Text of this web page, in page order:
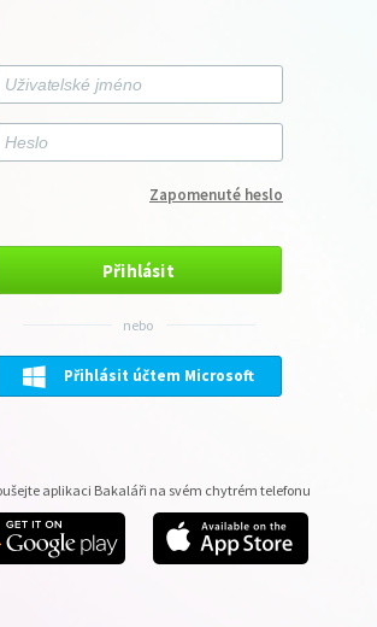
Zapomenuté heslo
Přihlásit
nebo
Přihlásit účtem Microsoft
aplikaci Bakaláři na svém chytrém telefonu